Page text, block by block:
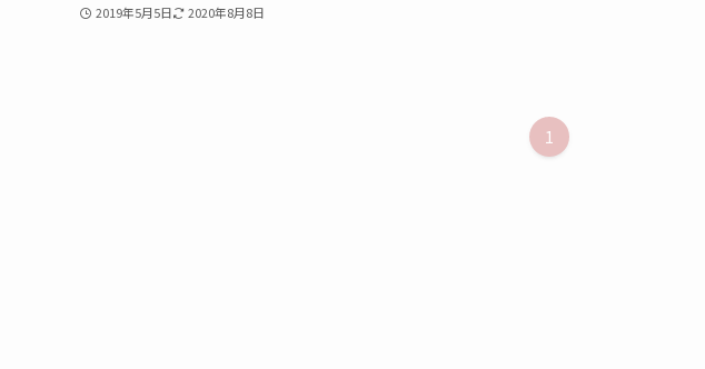
2019年5月5日 2020年8月8日
1